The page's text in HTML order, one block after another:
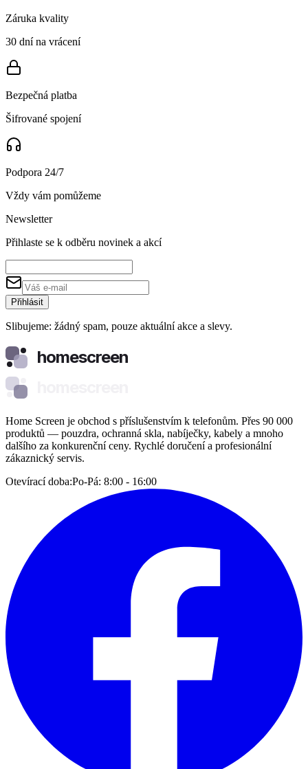
Záruka kvality
30 dní na vrácení
Bezpečná platba
Šifrované spojení
Podpora 24/7
Vždy vám pomůžeme
Newsletter
Přihlaste se k odběru novinek a akcí
Přihlásit
Slibujeme: žádný spam, pouze aktuální akce a slevy.
homescreen
Home Screen je obchod s příslušenstvím k telefonům. Přes 90 000
produktů — pouzdra, ochranná skla, nabíječky, kabely a mnoho
dalšího za konkurenční ceny. Rychlé doručení a profesionální
zákaznický servis.
Otevírací doba:Po-Pá: 8:00 - 16:00